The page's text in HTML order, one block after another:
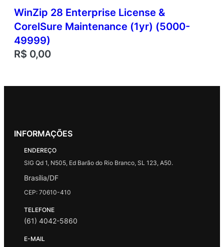
WinZip 28 Enterprise License &
CorelSure Maintenance (1yr) (5000-
49999)
R$ 0,00
INFORMAÇÕES
ENDEREÇO
SIG Qd 1, N505, Ed Barão do Rio Branco, SL 123, A50.
Brasília/DF
CEP: 70610-410
TELEFONE
(61) 4042-5860
E-MAIL